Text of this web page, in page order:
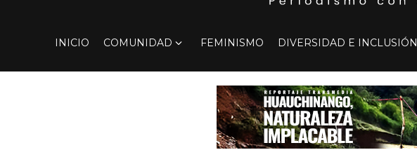
INICIO COMUNIDAD FEMINISMO DIVERSIDAD E INCLUSIÓN